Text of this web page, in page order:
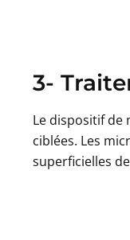
3-
Le dispositif de
ciblées. Les
superficielles